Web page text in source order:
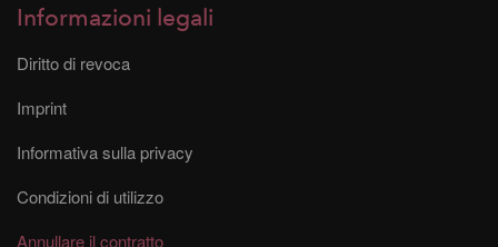
Informazioni legali
Diritto di revoca
Imprint
Informativa sulla privacy
Condizioni di utilizzo
Annullare il contratto